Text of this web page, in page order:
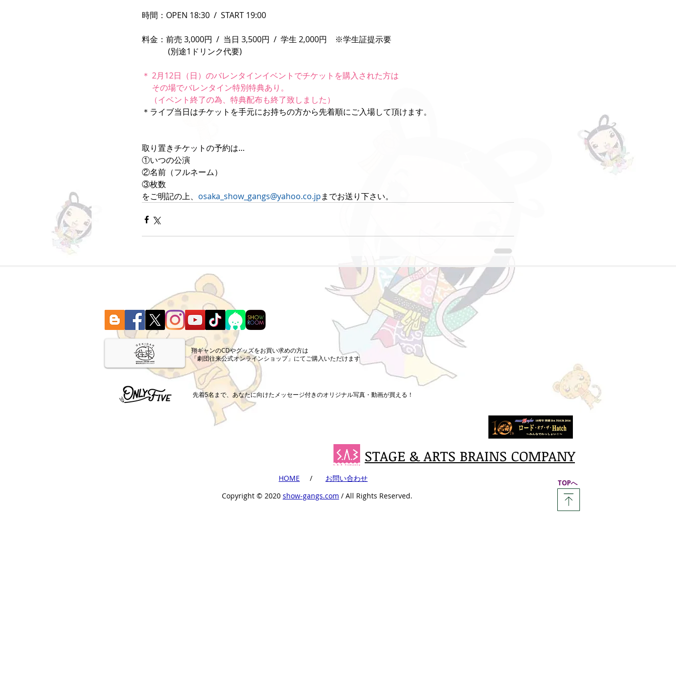
時間：OPEN 18:30  /  START 19:00
料金：前売 3,000円  /  当日 3,500円  /  学生 2,000円　※学生証提示要
(別途1ドリンク代要)
＊ 2月12日（日）のバレンタインイベントでチケットを購入された方は
その場でバレンタイン特別特典あり。
（イベント終了の為、特典配布も終了致しました）
＊ライブ当日はチケットを手元にお持ちの方から先着順にご入場して頂けます。
取り置きチケットの予約は…
①いつの公演
②名前（フルネーム）
③枚数
をご明記の上、 osaka_show_gangs@yahoo.co.jpまでお送り下さい。
​翔ギャンのCDやグッズをお買い求めの方は
「劇団往来公式オンラインショップ」にてご購入いただけます
​先着5名まで、あなたに向けたメッセージ付きのオリジナル写真・動画が買える！
STAGE & ARTS BRAINS COMPANY
​HOME ​ /
​お問い合わせ
Copyright ©︎ 2020 show-gangs.com / All Rights Reserved.
​TOPへ